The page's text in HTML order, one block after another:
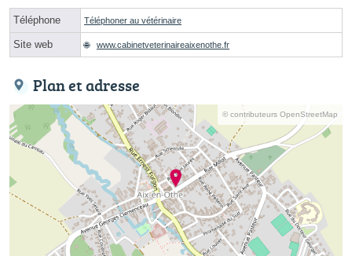
Téléphone Téléphoner au vétérinaire
Site web www.cabinetveterinaireaixenothe.fr
Plan et adresse
© contributeurs OpenStreetMap